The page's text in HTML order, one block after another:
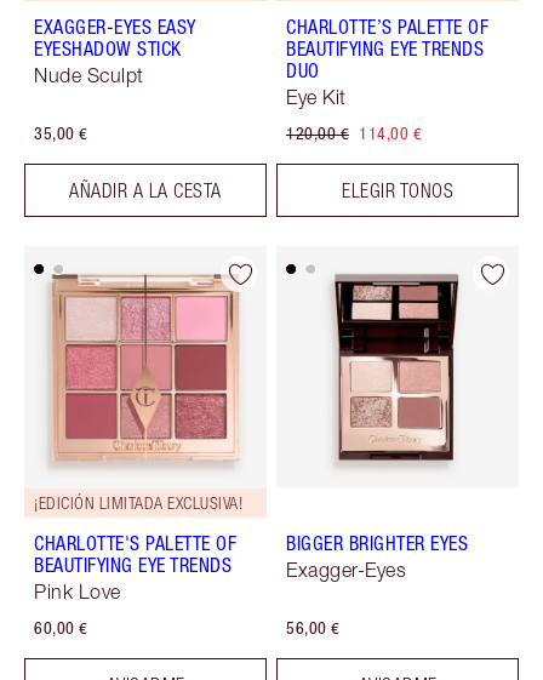
EXAGGER-EYES EASY
EYESHADOW STICK
Nude Sculpt
35,00 €
AÑADIR A LA CESTA
CHARLOTTE’S PALETTE OF
BEAUTIFYING EYE TRENDS
DUO
Eye Kit
120,00 € 114,00 €
ELEGIR TONOS
¡EDICIÓN LIMITADA EXCLUSIVA!
CHARLOTTE'S PALETTE OF
BEAUTIFYING EYE TRENDS
Pink Love
60,00 €
BIGGER BRIGHTER EYES
Exagger-Eyes
56,00 €